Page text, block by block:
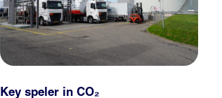
Key speler in CO₂